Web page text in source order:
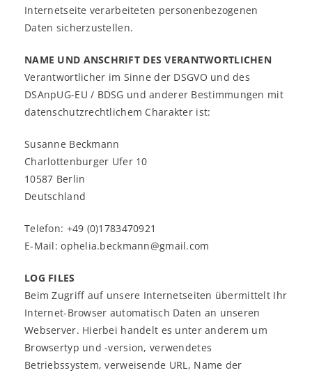
Internetseite verarbeiteten personenbezogenen
Daten sicherzustellen.
NAME UND ANSCHRIFT DES VERANTWORTLICHEN
Verantwortlicher im Sinne der DSGVO und des
DSAnpUG-EU / BDSG und anderer Bestimmungen mit
datenschutzrechtlichem Charakter ist:
Susanne Beckmann
Charlottenburger Ufer 10
10587 Berlin
Deutschland
Telefon: +49 (0)1783470921
E-Mail: ophelia.beckmann@gmail.com
LOG FILES
Beim Zugriff auf unsere Internetseiten übermittelt Ihr
Internet-Browser automatisch Daten an unseren
Webserver. Hierbei handelt es unter anderem um
Browsertyp und -version, verwendetes
Betriebssystem, verweisende URL, Name der